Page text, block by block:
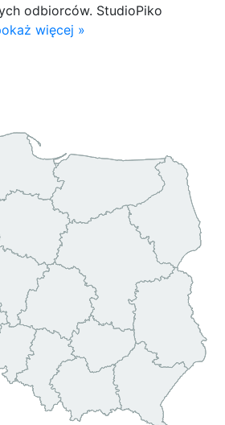
odbiorców. StudioPiko
więcej »